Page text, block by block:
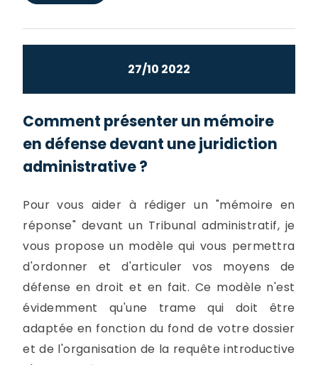
27/10 2022
Comment présenter un mémoire
en défense devant une juridiction
administrative ?
Pour vous aider à rédiger un "mémoire en
réponse" devant un Tribunal administratif, je
vous propose un modèle qui vous permettra
d'ordonner et d'articuler vos moyens de
défense en droit et en fait. Ce modèle n'est
évidemment qu'une trame qui doit être
adaptée en fonction du fond de votre dossier
et de l'organisation de la requête introductive